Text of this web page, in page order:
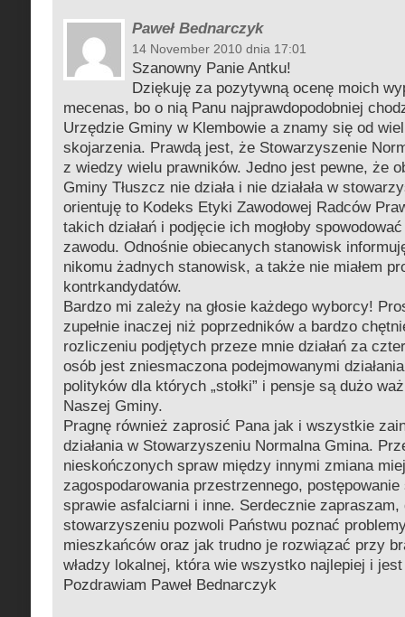
Paweł Bednarczyk
14 November 2010 dnia 17:01
Szanowny Panie Antku!
Dziękuję za pozytywną ocenę moich
mecenas, bo o nią Panu najprawdopodobniej
Urzędzie Gminy w Klembowie a znamy się od
skojarzenia. Prawdą jest, że Stowarzyszenie
z wiedzy wielu prawników. Jedno jest pewne, że
Gminy Tłuszcz nie działa i nie działała w
orientuję to Kodeks Etyki Zawodowej Radców
takich działań i podjęcie ich mogłoby
zawodu. Odnośnie obiecanych stanowisk
nikomu żadnych stanowisk, a także nie miałem
kontrkandydatów.
Bardzo mi zależy na głosie każdego wyborcy!
zupełnie inaczej niż poprzedników a bardzo
rozliczeniu podjętych przeze mnie działań za
osób jest zniesmaczona podejmowanymi
polityków dla których „stołki” i pensje są dużo
Naszej Gminy.
Pragnę również zaprosić Pana jak i wszystkie
działania w Stowarzyszeniu Normalna Gmina.
nieskończonych spraw między innymi zmiana
zagospodarowania przestrzennego,
sprawie asfalciarni i inne. Serdecznie zapraszam,
stowarzyszeniu pozwoli Państwu poznać
mieszkańców oraz jak trudno je rozwiązać przy
władzy lokalnej, która wie wszystko najlepiej i
Pozdrawiam Paweł Bednarczyk